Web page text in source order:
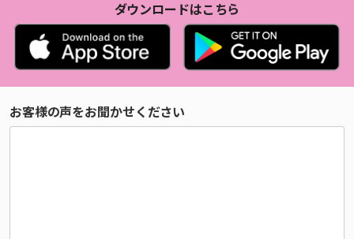
ダウンロードはこちら
お客様の声をお聞かせください